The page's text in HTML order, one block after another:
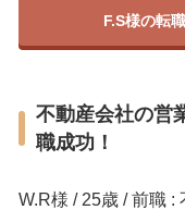
F.S様の転
不動産会社の営
職成功！
W.R様 / 25歳 / 前職 :